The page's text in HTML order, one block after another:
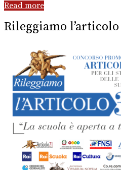
Read more
Rileggiamo l’articolo